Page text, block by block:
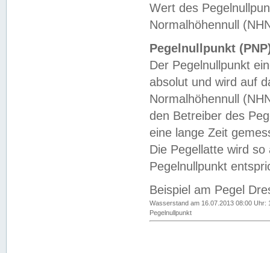
Wert des
Normalhöhennull
Pegelnullpunkt
Der Pegelnullpunkt
absolut und wird auf
Normalhöhennull
den Betreiber des
eine lange Zeit
Die Pegellatte wird
Pegelnullpunkt
Beispiel am Pegel
Wasserstand am 16.07.2013 08:00 Uhr:
Pegelnullpunkt